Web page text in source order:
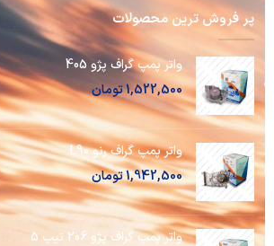
پر فروش ترین محصولات
واتر پمپ گراف پژو 405
1,522,500تومان
واتر پمپ گراف رنو L90
1,942,500تومان
واتر پمپ گراف پژو 206 تیپ 5